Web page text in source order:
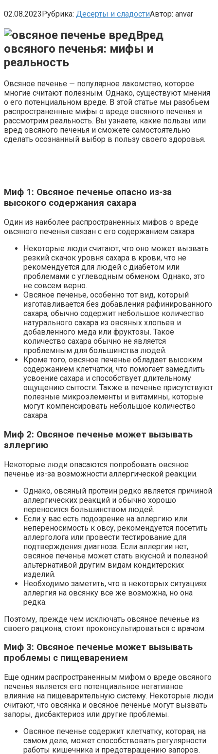
02.08.2023Рубрика: Десерты и сладостиАвтор: anvar
Вред
овсяного печенья: мифы и
реальность
Овсяное печенье — популярное лакомство, которое
многие считают полезным. Однако, существуют мнения
о его потенциальном вреде. В этой статье мы разобьем
распространенные мифы о вреде овсяного печенья и
рассмотрим реальность. Вы узнаете, какие пользы или
вред овсяного печенья и сможете самостоятельно
сделать осознанный выбор в пользу своего здоровья.
Миф 1: Овсяное печенье опасно из-за
высокого содержания сахара
Один из наиболее распространенных мифов о вреде
овсяного печенья связан с его содержанием сахара.
Некоторые люди считают, что оно может вызвать
резкий скачок уровня сахара в крови, что не
рекомендуется для людей с диабетом или
проблемами с углеводным обменом. Однако, это
не совсем верно.
Овсяное печенье, особенно тот вид, который
изготавливается без добавления рафинированного
сахара, обычно содержит небольшое количество
натурального сахара из овсяных хлопьев и
добавленного меда или фруктозы. Такое
количество сахара обычно не является
проблемным для большинства людей.
Кроме того, овсяное печенье обладает высоким
содержанием клетчатки, что помогает замедлить
усвоение сахара и способствует длительному
ощущению сытости. Также в печенье присутствуют
полезные микроэлементы и витамины, которые
могут компенсировать небольшое количество
сахара.
Миф 2: Овсяное печенье может вызывать
аллергию
Некоторые люди опасаются попробовать овсяное
печенье из-за возможности аллергической реакции.
Однако, овсяный протеин редко является причиной
аллергических реакций и обычно хорошо
переносится большинством людей.
Если у вас есть подозрение на аллергию или
непереносимость к овсу, рекомендуется посетить
аллерголога или провести тестирование для
подтверждения диагноза. Если аллергии нет,
овсяное печенье может стать вкусной и полезной
альтернативой другим видам кондитерских
изделий.
Необходимо заметить, что в некоторых ситуациях
аллергия на овсянку все же возможна, но она
редка.
Поэтому, прежде чем исключать овсяное печенье из
своего рациона, стоит проконсультироваться с врачом.
Миф 3: Овсяное печенье может вызывать
проблемы с пищеварением
Еще одним распространенным мифом о вреде овсяного
печенья является его потенциальное негативное
влияние на пищеварительную систему. Некоторые люди
считают, что овсянка и овсяное печенье могут вызвать
запоры, дисбактериоз или другие проблемы.
Овсяное печенье содержит клетчатку, которая, на
самом деле, может способствовать регулярности
работы кишечника и предотвращению запоров.